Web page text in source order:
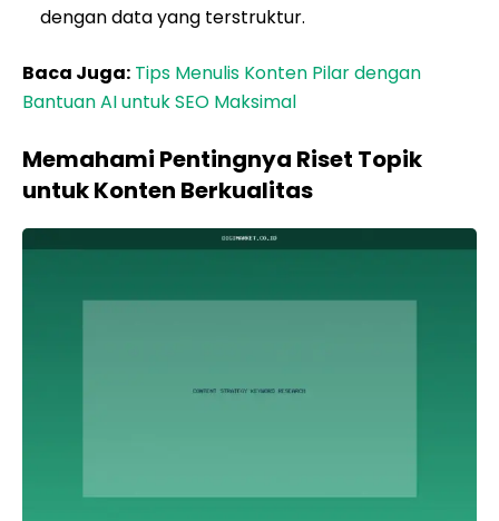
dengan data yang terstruktur.
Baca Juga: Tips Menulis Konten Pilar dengan
Bantuan AI untuk SEO Maksimal
Memahami Pentingnya Riset Topik
untuk Konten Berkualitas